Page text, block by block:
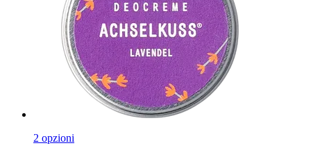
2 opzioni